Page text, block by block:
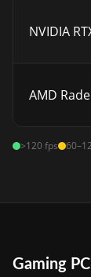
NVIDIA
AMD
>120 fps
Gaming